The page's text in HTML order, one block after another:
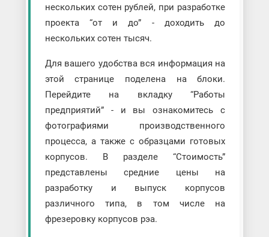
нескольких сотен рублей, при разработке
проекта “от и до” - доходить до
нескольких сотен тысяч.
Для вашего удобства вся информация на
этой странице поделена на блоки.
Перейдите на вкладку “Работы
предприятий” - и вы ознакомитесь с
фотографиями производственного
процесса, а также с образцами готовых
корпусов. В разделе “Стоимость”
представлены средние цены на
разработку и выпуск корпусов
различного типа, в том числе на
фрезеровку корпусов рэа.